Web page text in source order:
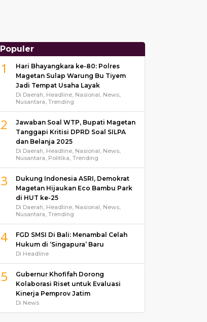
Populer
1
Hari Bhayangkara ke-80: Polres
Magetan Sulap Warung Bu Tiyem
Jadi Tempat Usaha Layak
Di Daerah, Headline, Nasional, News,
Nusantara, Trending
2
Jawaban Soal WTP, Bupati Magetan
Tanggapi Kritisi DPRD Soal SILPA
dan Belanja 2025
Di Daerah, Headline, Nasional, News,
Nusantara, Politika, Trending
3
Dukung Indonesia ASRI, Demokrat
Magetan Hijaukan Eco Bambu Park
di HUT ke-25
Di Daerah, Headline, Nasional, News,
Nusantara, Trending
4
FGD SMSI Di Bali: Menambal Celah
Hukum di ‘Singapura’ Baru
Di Headline
5
Gubernur Khofifah Dorong
Kolaborasi Riset untuk Evaluasi
Kinerja Pemprov Jatim
Di News